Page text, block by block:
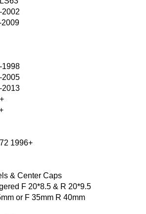
2002
2009
1998
2005
2013
1996+
& Center Caps
F 20*8.5 & R 20*9.5
or F 35mm R 40mm